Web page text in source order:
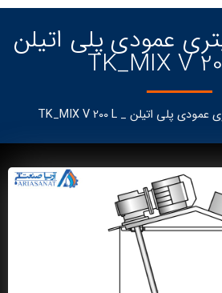
۲۰۰ لیتری عمودی پلی اتیلن